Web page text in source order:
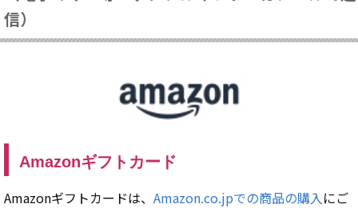
信）
Amazonギフトカード
Amazonギフトカードは、 Amazon.co.jpでの商品の購入にご